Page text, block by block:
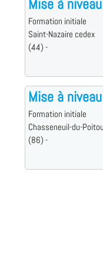
Mise à
Formation initiale
Saint-Nazaire cedex
(44) -
Mise à
Formation initiale
Chasseneuil-du-Poitou
(86) -